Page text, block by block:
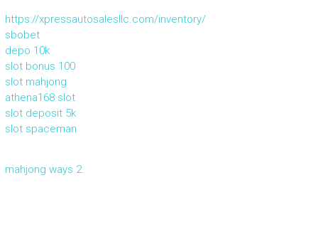
https://xpressautosalesllc.com/inventory/
sbobet
depo 10k
slot bonus 100
slot mahjong
athena168 slot
slot deposit 5k
slot spaceman
mahjong ways 2